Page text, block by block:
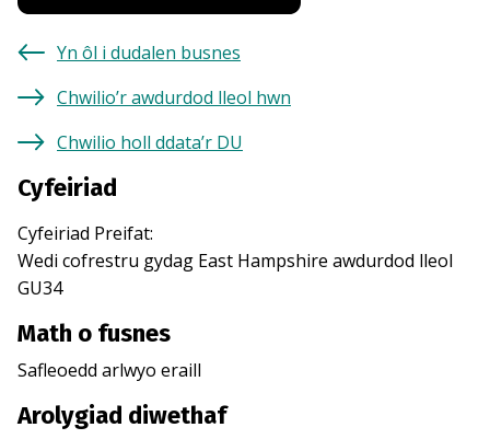
Yn ôl i dudalen busnes
Chwilio’r awdurdod lleol hwn
Chwilio holl ddata’r DU
Cyfeiriad
Cyfeiriad Preifat:
Wedi cofrestru gydag East Hampshire awdurdod lleol
GU34
Math o fusnes
Safleoedd arlwyo eraill
Arolygiad diwethaf